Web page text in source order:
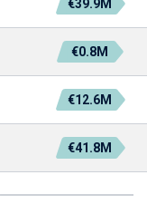
€39.9M
€0.8M
€12.6M
€41.8M